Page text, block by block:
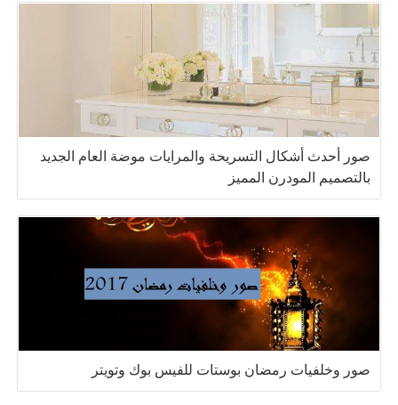
صور أحدث أشكال التسريحة والمرايات موضة العام الجديد
بالتصميم المودرن المميز
صور وخلفيات رمضان بوستات للفيس بوك وتويتر